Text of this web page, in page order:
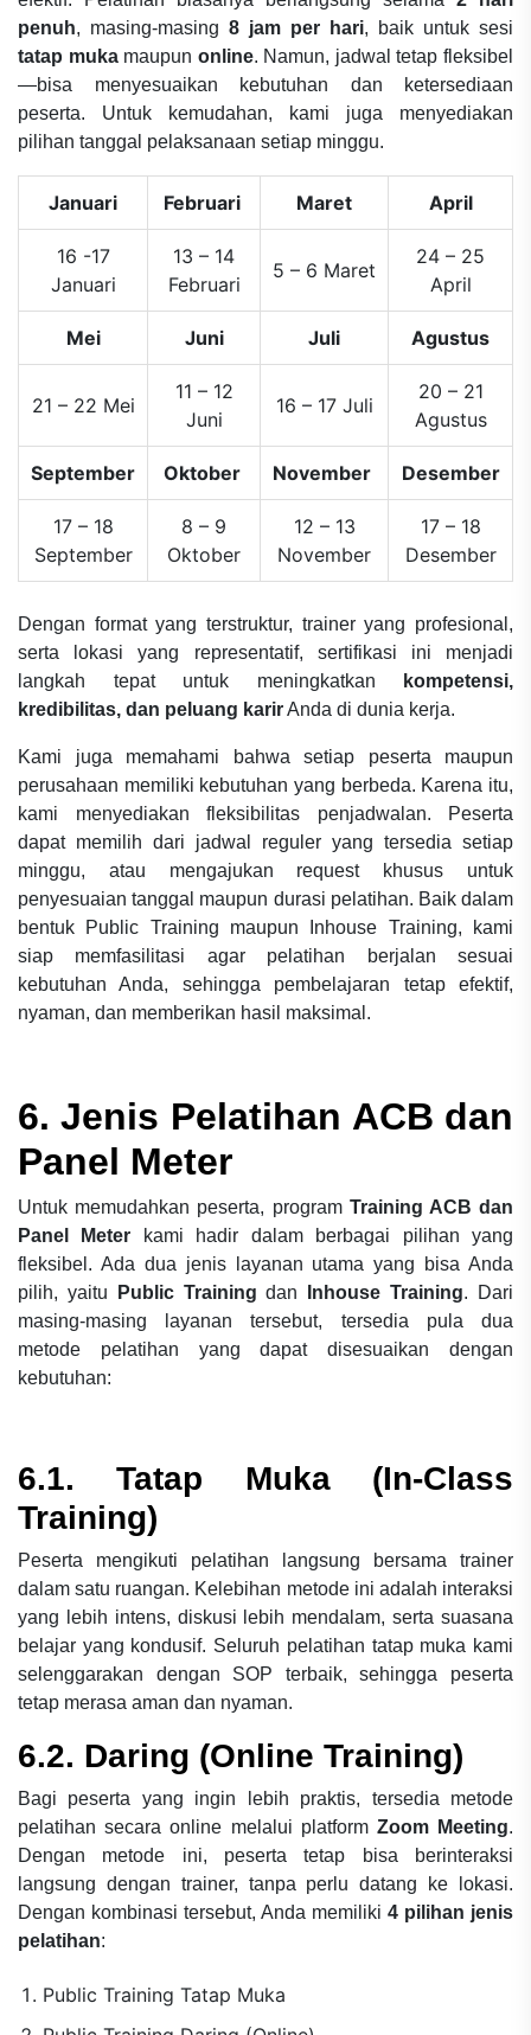
penuh, masing-masing 8 jam per hari, baik untuk sesi
tatap mukamaupun online. Namun, jadwal tetap fleksibel
—bisa menyesuaikan kebutuhan dan ketersediaan
peserta. Untuk kemudahan, kami juga menyediakan
pilihan tanggal pelaksanaan setiap minggu.
Januari Februari Maret April
16 -17
Januari
13 – 14
Februari
5 – 6 Maret
24 – 25
April
Mei Juni Juli Agustus
21 – 22 Mei
11 – 12
Juni
16 – 17 Juli
20 – 21
Agustus
September Oktober November Desember
17 – 18
September
8 – 9
Oktober
12 – 13
November
17 – 18
Desember
Dengan format yang terstruktur, trainer yang profesional,
serta lokasi yang representatif, sertifikasi ini menjadi
langkah tepat untuk meningkatkan
kompetensi,
kredibilitas, dan peluang karirAnda di dunia kerja.
Kami juga memahami bahwa setiap peserta maupun
perusahaan memiliki kebutuhan yang berbeda. Karena itu,
kami menyediakan fleksibilitas penjadwalan. Peserta
dapat memilih dari jadwal reguler yang tersedia setiap
minggu, atau mengajukan request khusus untuk
penyesuaian tanggal maupun durasi pelatihan. Baik dalam
bentuk Public Training maupun Inhouse Training, kami
siap memfasilitasi agar pelatihan berjalan sesuai
kebutuhan Anda, sehingga pembelajaran tetap efektif,
nyaman, dan memberikan hasil maksimal.
6. Jenis Pelatihan ACB dan
Panel Meter
Untuk memudahkan peserta, program Training ACB dan
Panel Meter kami hadir dalam berbagai pilihan yang
fleksibel. Ada dua jenis layanan utama yang bisa Anda
pilih, yaitu
Public Training dan Inhouse Training. Dari
masing-masing layanan tersebut, tersedia pula dua
metode pelatihan yang dapat disesuaikan dengan
kebutuhan:
6.1. Tatap Muka (In-Class
Training)
Peserta mengikuti pelatihan langsung bersama trainer
dalam satu ruangan. Kelebihan metode ini adalah interaksi
yang lebih intens, diskusi lebih mendalam, serta suasana
belajar yang kondusif. Seluruh pelatihan tatap muka kami
selenggarakan dengan SOP terbaik, sehingga peserta
tetap merasa aman dan nyaman.
6.2. Daring (Online Training)
Bagi peserta yang ingin lebih praktis, tersedia metode
pelatihan secara online melalui platform Zoom Meeting.
Dengan metode ini, peserta tetap bisa berinteraksi
langsung dengan trainer, tanpa perlu datang ke lokasi.
Dengan kombinasi tersebut, Anda memiliki 4 pilihan jenis
pelatihan:
Public Training Tatap Muka